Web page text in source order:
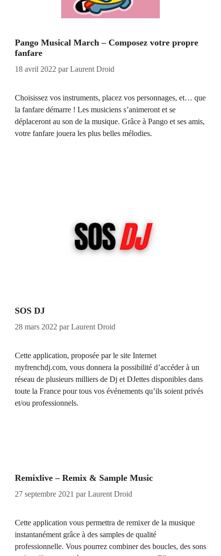
Pango Musical March – Composez votre propre
fanfare
18 avril 2022 parLaurent Droid
Choisissez vos instruments, placez vos personnages, et… que
la fanfare démarre ! Les musiciens s’animeront et se
déplaceront au son de la musique. Grâce à Pango et ses amis,
votre fanfare jouera les plus belles mélodies.
SOS DJ
28 mars 2022 parLaurent Droid
Cette application, proposée par le site Internet
myfrenchdj.com, vous donnera la possibilité d’accéder à un
réseau de plusieurs milliers de Dj et DJettes disponibles dans
toute la France pour tous vos événements qu’ils soient privés
et/ou professionnels.
Remixlive – Remix & Sample Music
27 septembre 2021 parLaurent Droid
Cette application vous permettra de remixer de la musique
instantanément grâce à des samples de qualité
professionnelle. Vous pourrez combiner des boucles, des sons